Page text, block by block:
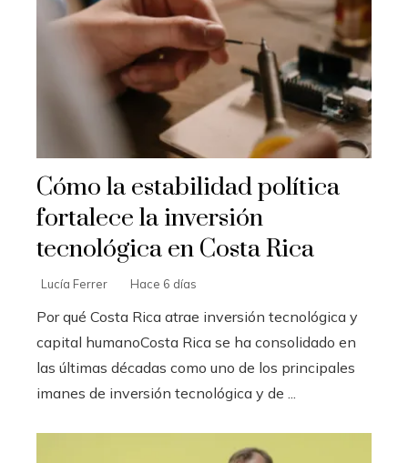
Cómo la estabilidad política
fortalece la inversión
tecnológica en Costa Rica
Lucía Ferrer Hace 6 días
Por qué Costa Rica atrae inversión tecnológica y
capital humanoCosta Rica se ha consolidado en
las últimas décadas como uno de los principales
imanes de inversión tecnológica y de ...